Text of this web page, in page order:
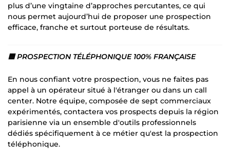
plus d’une vingtaine d’approches percutantes, ce qui
nous permet aujourd’hui de proposer une prospection
efficace, franche et surtout porteuse de résultats.
🟦 PROSPECTION TÉLÉPHONIQUE 100% FRANÇAISE
En nous confiant votre prospection, vous ne faites pas
appel à un opérateur situé à l'étranger ou dans un call
center. Notre équipe, composée de sept commerciaux
expérimentés, contactera vos prospects depuis la région
parisienne via un ensemble d'outils professionnels
dédiés spécifiquement à ce métier qu'est la prospection
téléphonique.